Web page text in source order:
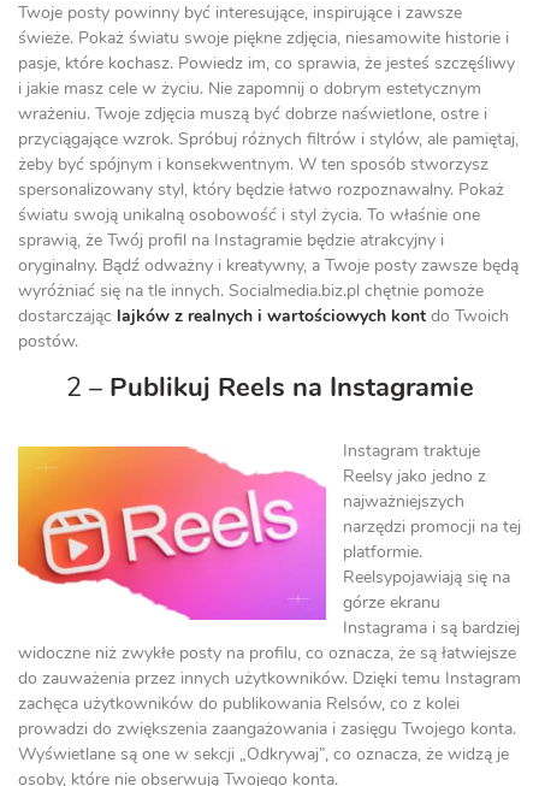
Twoje posty powinny być interesujące, inspirujące i zawsze
świeże. Pokaż światu swoje piękne zdjęcia, niesamowite historie i
pasje, które kochasz. Powiedz im, co sprawia, że jesteś szczęśliwy
i jakie masz cele w życiu. Nie zapomnij o dobrym estetycznym
wrażeniu. Twoje zdjęcia muszą być dobrze naświetlone, ostre i
przyciągające wzrok. Spróbuj różnych filtrów i stylów, ale pamiętaj,
żeby być spójnym i konsekwentnym. W ten sposób stworzysz
spersonalizowany styl, który będzie łatwo rozpoznawalny. Pokaż
światu swoją unikalną osobowość i styl życia. To właśnie one
sprawią, że Twój profil na Instagramie będzie atrakcyjny i
oryginalny. Bądź odważny i kreatywny, a Twoje posty zawsze będą
wyróżniać się na tle innych. Socialmedia.biz.pl chętnie pomoże
dostarczając lajków z realnych i wartościowych kont do Twoich
postów.
2 – Publikuj Reels na Instagramie
Instagram traktuje
Reelsy jako jedno z
najważniejszych
narzędzi promocji na tej
platformie.
Reelsypojawiają się na
górze ekranu
Instagrama i są bardziej
widoczne niż zwykłe posty na profilu, co oznacza, że są łatwiejsze
do zauważenia przez innych użytkowników. Dzięki temu Instagram
zachęca użytkowników do publikowania Relsów, co z kolei
prowadzi do zwiększenia zaangażowania i zasięgu Twojego konta.
Wyświetlane są one w sekcji „Odkrywaj”, co oznacza, że widzą je
osoby, które nie obserwują Twojego konta.